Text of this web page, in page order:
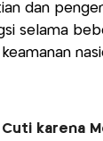
dan
selama
Cuti karena